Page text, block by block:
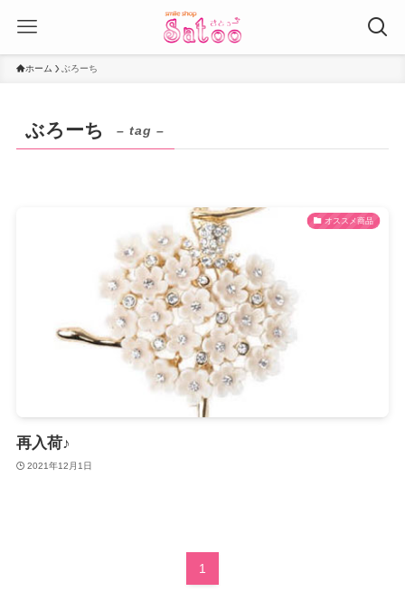
ホーム ぶろーち
ぶろーち – tag –
オススメ商品
再入荷♪
2021年12月1日
1